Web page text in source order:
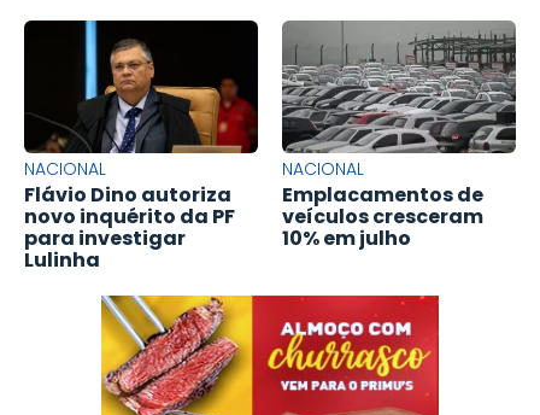
NACIONAL
Flávio Dino autoriza
novo inquérito da PF
para investigar
Lulinha
NACIONAL
Emplacamentos de
veículos cresceram
10% em julho